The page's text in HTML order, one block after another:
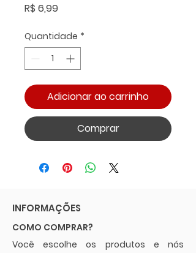
R$ 6,99Preço
Quantidade *
Adicionar ao carrinho
Comprar
INFORMAÇÕES
COMO COMPRAR?
Você escolhe os produtos e nós